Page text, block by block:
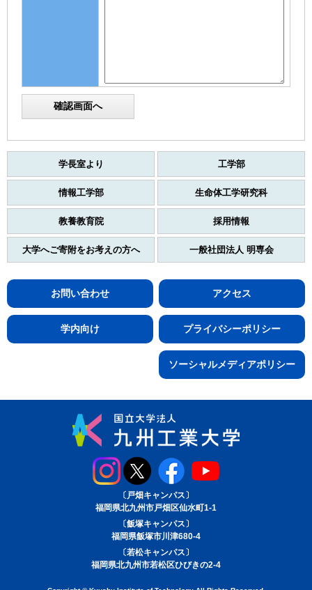
学長室より 工学部
情報工学部 生命体工学研究科
教養教育院 採用情報
大学へご寄附をお考えの方へ 一般社団法人 明専会
アクセス
お問い合わせ
プライバシーポリシー
学内向け
ソーシャルメディアポリシー
〔戸畑キャンパス〕
福岡県北九州市戸畑区仙水町1-1
〔飯塚キャンパス〕
福岡県飯塚市川津680-4
〔若松キャンパス〕
福岡県北九州市若松区ひびきの2-4